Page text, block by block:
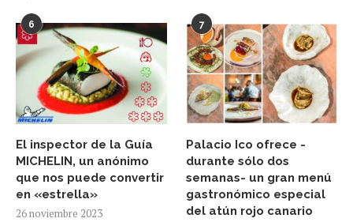
6
El inspector de la Guía
MICHELIN, un anónimo
que nos puede convertir
en «estrella»
26 noviembre 2023
7
Palacio Ico ofrece -
durante sólo dos
semanas- un gran menú
gastronómico especial
del atún rojo canario